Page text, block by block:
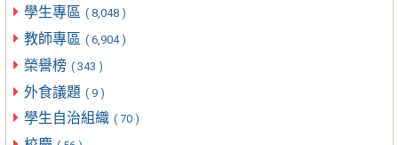
學生專區 ( 8,048 )
教師專區 ( 6,904 )
榮譽榜 ( 343 )
外食議題 ( 9 )
學生自治組織 ( 70 )